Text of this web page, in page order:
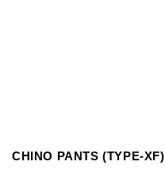
CHINO PANTS (TYPE-XF)